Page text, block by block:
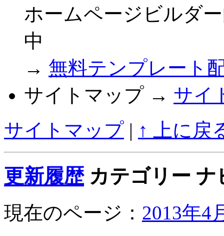
ホームページビルダ
中
→ 無料テンプレート
サイトマップ → サイ
サイトマップ | ↑ 上に戻
更新履歴カテゴリー ナ
現在のページ： 2013年4